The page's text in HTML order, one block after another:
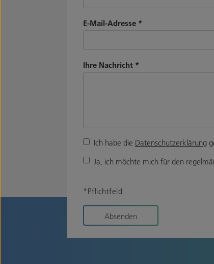
E-Mail-Adresse *
Ihre Nachricht *
Ich habe die Datenschutzerklärung
Ja, ich möchte mich für den
*Pflichtfeld
Absenden